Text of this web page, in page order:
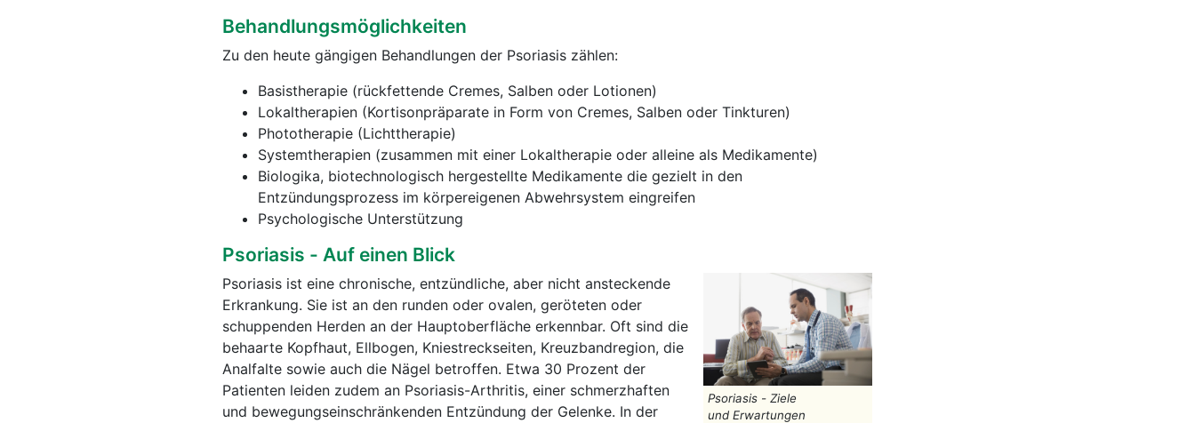
Behandlungsmöglichkeiten
Zu den heute gängigen Behandlungen der Psoriasis zählen:
Basistherapie (rückfettende Cremes, Salben oder Lotionen)
Lokaltherapien (Kortisonpräparate in Form von Cremes, Salben oder Tinkturen)
Phototherapie (Lichttherapie)
Systemtherapien (zusammen mit einer Lokaltherapie oder alleine als Medikamente)
Biologika, biotechnologisch hergestellte Medikamente die gezielt in den
Entzündungsprozess im körpereigenen Abwehrsystem eingreifen
Psychologische Unterstützung
Psoriasis - Auf einen Blick
Psoriasis - Ziele
und Erwartungen
Psoriasis ist eine chronische, entzündliche, aber nicht ansteckende
Erkrankung. Sie ist an den runden oder ovalen, geröteten oder
schuppenden Herden an der Hauptoberfläche erkennbar. Oft sind die
behaarte Kopfhaut, Ellbogen, Kniestreckseiten, Kreuzbandregion, die
Analfalte sowie auch die Nägel betroffen. Etwa 30 Prozent der
Patienten leiden zudem an Psoriasis-Arthritis, einer schmerzhaften
und bewegungseinschränkenden Entzündung der Gelenke. In der